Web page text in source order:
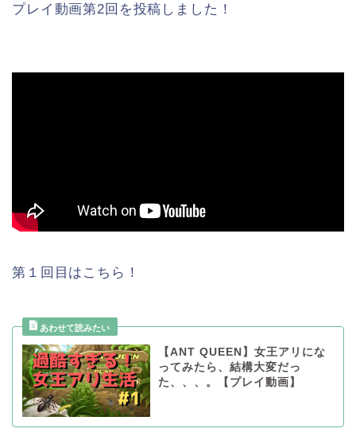
プレイ動画第2回を投稿しました！
第１回目はこちら！
【ANT QUEEN】女王アリにな
ってみたら、結構大変だっ
た、、、。【プレイ動画】